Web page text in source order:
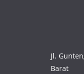
Jl.
Barat